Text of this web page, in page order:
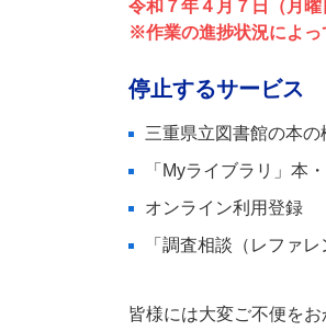
令和７年４月７日（月
※作業の進捗状況によっ
停止するサービス
三重県立図書館の本の
「Myライブラリ」本
オンライン利用登録
「調査相談（レファ
皆様には大変ご不便を